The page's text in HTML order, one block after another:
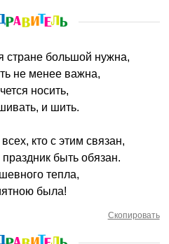
стране большой нужна,
не менее важна,
носить,
и шить.
кто с этим связан,
быть обязан.
тепла,
была!
Скопировать